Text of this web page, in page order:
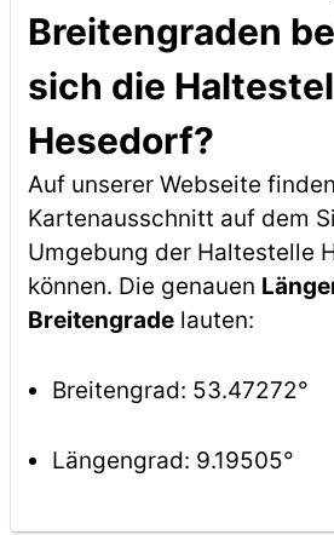
Breitengraden
sich die
Hesedorf?
Auf unserer Webseite
Kartenausschnitt auf dem
Umgebung der Haltestelle
können. Die genauen
Breitengradelauten:
Breitengrad: 53.47272°
Längengrad: 9.19505°